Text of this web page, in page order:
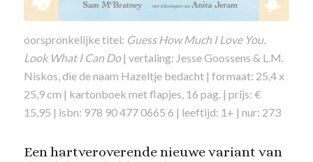
oorspronkelijke titel: Guess How Much I Love You.
Look What I Can Do| vertaling: Jesse Goossens & L.M.
Niskos, die de naam Hazeltje bedacht | formaat: 25,4 x
25,9 cm | kartonboek met flapjes, 16 pag. | prijs: €
15,95 | isbn: 978 90 477 0665 6 | leeftijd: 1+ | nur: 273
Een hartveroverende nieuwe variant van